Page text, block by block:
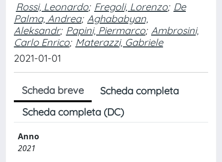
Rossi, Leonardo; Fregoli, Lorenzo; De
Palma, Andrea; Aghababyan,
Aleksandr; Papini, Piermarco; Ambrosini,
Carlo Enrico; Materazzi, Gabriele
2021-01-01
Scheda breve
Scheda completa
Scheda completa (DC)
Anno
2021